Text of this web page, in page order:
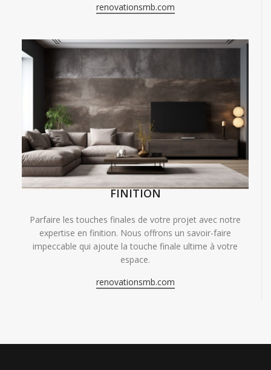
renovationsmb.com
FINITION
Parfaire les touches finales de votre projet avec notre
expertise en finition. Nous offrons un savoir-faire
impeccable qui ajoute la touche finale ultime à votre
espace.
renovationsmb.com